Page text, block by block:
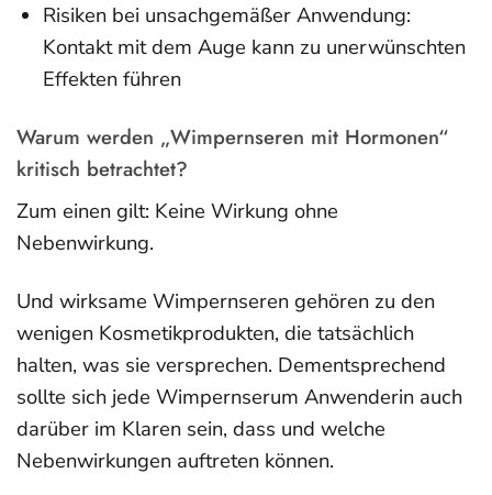
Risiken bei unsachgemäßer Anwendung:
Kontakt mit dem Auge kann zu unerwünschten
Effekten führen
Warum werden „Wimpernseren mit Hormonen“
kritisch betrachtet?
Zum einen gilt: Keine Wirkung ohne
Nebenwirkung.
Und wirksame Wimpernseren gehören zu den
wenigen Kosmetikprodukten, die tatsächlich
halten, was sie versprechen. Dementsprechend
sollte sich jede Wimpernserum Anwenderin auch
darüber im Klaren sein, dass und welche
Nebenwirkungen auftreten können.